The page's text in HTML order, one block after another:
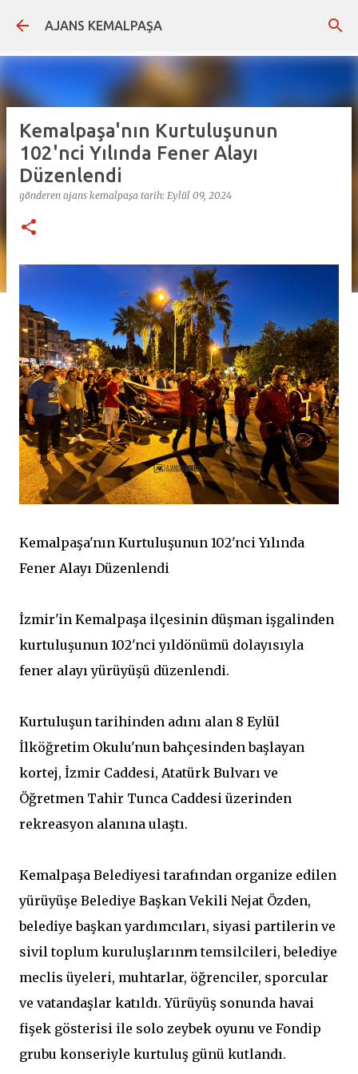
Ana içeriğe atla
AJANS KEMALPAŞA
Kemalpaşa'nın Kurtuluşunun
102'nci Yılında Fener Alayı
Düzenlendi
gönderen ajans kemalpaşa tarih: Eylül 09, 2024
Kemalpaşa'nın Kurtuluşunun 102'nci Yılında
Fener Alayı Düzenlendi
İzmir'in Kemalpaşa ilçesinin düşman işgalinden
kurtuluşunun 102'nci yıldönümü dolayısıyla
fener alayı yürüyüşü düzenlendi.
Kurtuluşun tarihinden adını alan 8 Eylül
İlköğretim Okulu'nun bahçesinden başlayan
kortej, İzmir Caddesi, Atatürk Bulvarı ve
Öğretmen Tahir Tunca Caddesi üzerinden
rekreasyon alanına ulaştı.
Kemalpaşa Belediyesi tarafından organize edilen
yürüyüşe Belediye Başkan Vekili Nejat Özden,
belediye başkan yardımcıları, siyasi partilerin ve
sivil toplum kuruluşlarının temsilcileri, belediye
meclis üyeleri, muhtarlar, öğrenciler, sporcular
ve vatandaşlar katıldı. Yürüyüş sonunda havai
fişek gösterisi ile solo zeybek oyunu ve Fondip
grubu konseriyle kurtuluş günü kutlandı.